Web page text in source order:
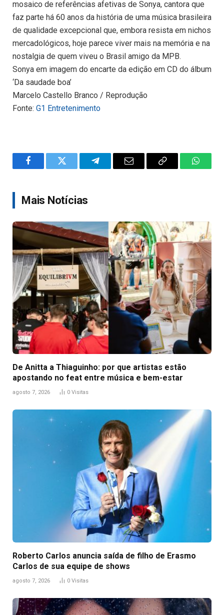
mosaico de referências afetivas de Sonya, cantora que
faz parte há 60 anos da história de uma música brasileira
de qualidade excepcional que, embora resista em nichos
mercadológicos, hoje parece viver mais na memória e na
nostalgia de quem viveu o Brasil amigo da MPB.
Sonya em imagem do encarte da edição em CD do álbum
‘Da saudade boa’
Marcelo Castello Branco / Reprodução
Fonte: G1 Entretenimento
FacebookTwitter TelegramEmail
Copy
Mais Notícias
De Anitta a Thiaguinho: por que artistas estão
apostando no feat entre música e bem-estar
agosto 7, 2026 0 Visitas
Roberto Carlos anuncia saída de filho de Erasmo
Carlos de sua equipe de shows
agosto 7, 2026 0 Visitas